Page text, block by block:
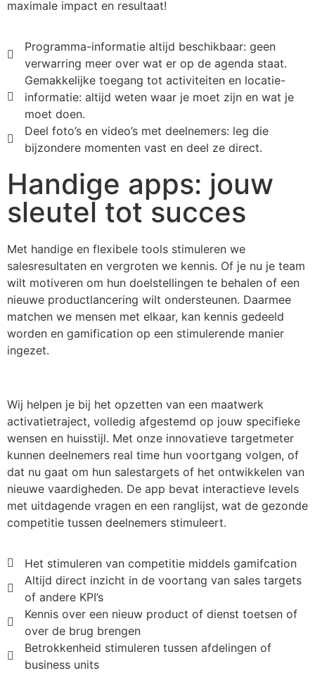
maximale impact en resultaat!
Programma-informatie altijd beschikbaar: geen
verwarring meer over wat er op de agenda staat.
Gemakkelijke toegang tot activiteiten en locatie-
informatie: altijd weten waar je moet zijn en wat je
moet doen.
Deel foto’s en video’s met deelnemers: leg die
bijzondere momenten vast en deel ze direct.
Handige apps: jouw
sleutel tot succes
Met handige en flexibele tools stimuleren we
salesresultaten en vergroten we kennis. Of je nu je team
wilt motiveren om hun doelstellingen te behalen of een
nieuwe productlancering wilt ondersteunen. Daarmee
matchen we mensen met elkaar, kan kennis gedeeld
worden en gamification op een stimulerende manier
ingezet.
Wij helpen je bij het opzetten van een maatwerk
activatietraject, volledig afgestemd op jouw specifieke
wensen en huisstijl. Met onze innovatieve targetmeter
kunnen deelnemers real time hun voortgang volgen, of
dat nu gaat om hun salestargets of het ontwikkelen van
nieuwe vaardigheden. De app bevat interactieve levels
met uitdagende vragen en een ranglijst, wat de gezonde
competitie tussen deelnemers stimuleert.
Het stimuleren van competitie middels gamifcation
Altijd direct inzicht in de voortang van sales targets
of andere KPI’s
Kennis over een nieuw product of dienst toetsen of
over de brug brengen
Betrokkenheid stimuleren tussen afdelingen of
business units